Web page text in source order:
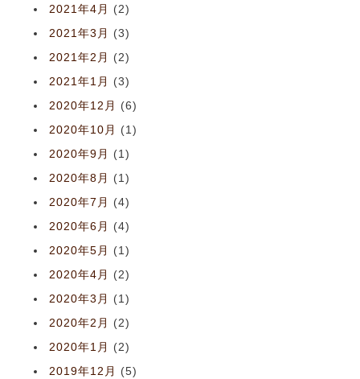
2021年4月
(2)
2021年3月
(3)
2021年2月
(2)
2021年1月
(3)
2020年12月
(6)
2020年10月
(1)
2020年9月
(1)
2020年8月
(1)
2020年7月
(4)
2020年6月
(4)
2020年5月
(1)
2020年4月
(2)
2020年3月
(1)
2020年2月
(2)
2020年1月
(2)
2019年12月
(5)